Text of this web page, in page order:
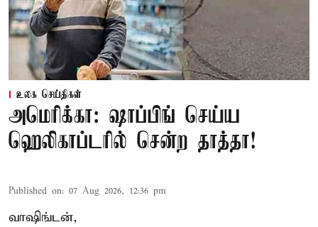
உலக செய்திகள்
அமெரிக்கா: ஷாப்பிங் செய்ய
ஹெலிகாப்டரில் சென்ற தாத்தா!
Published on: 07 Aug 2026, 12:36 pm
வாஷிங்டன்,